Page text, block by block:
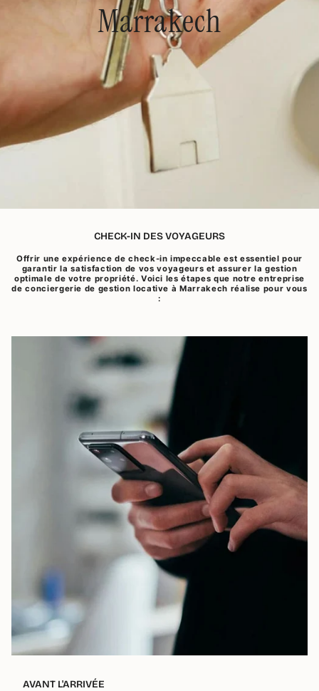
Marrakech
CHECK-IN DES VOYAGEURS
Offrir une expérience de check-in impeccable est essentiel pour
garantir la satisfaction de vos voyageurs et assurer la gestion
optimale de votre propriété. Voici les étapes que notre entreprise
de conciergerie de gestion locative à Marrakech réalise pour vous
:
AVANT L'ARRIVÉE